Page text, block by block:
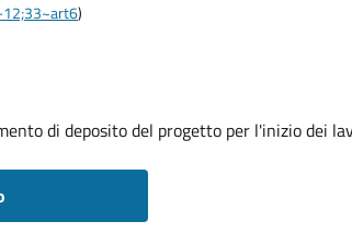
12;33~art6)
di deposito del progetto per l'inizio dei